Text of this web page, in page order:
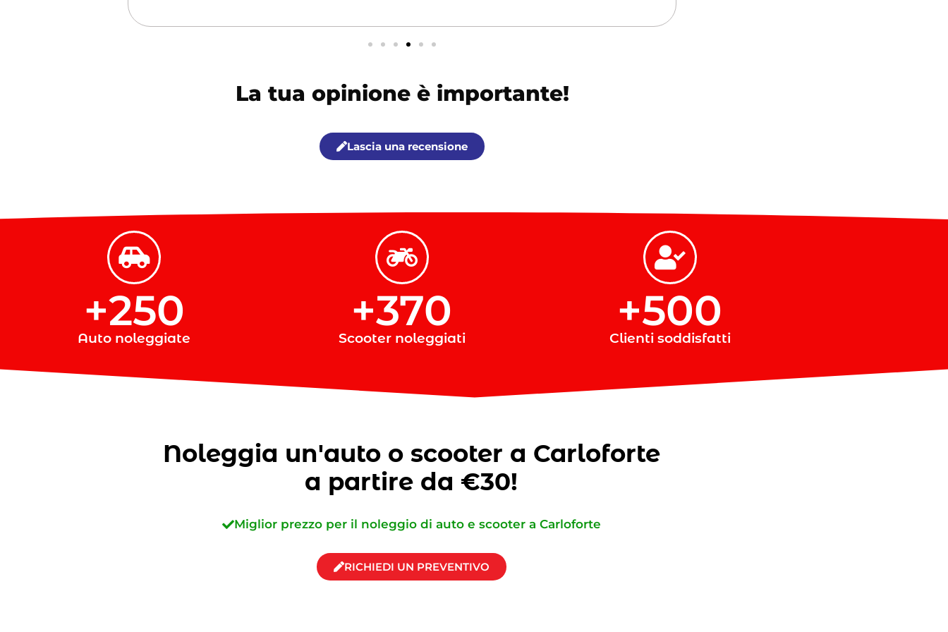
La tua opinione è importante!
Lascia una recensione
Auto noleggiate
+250
Scooter noleggiati
+370
Clienti soddisfatti
+500
Noleggia un'auto o scooter a Carloforte
a partire da €30!
Miglior prezzo per il noleggio di auto e scooter a Carloforte
RICHIEDI UN PREVENTIVO